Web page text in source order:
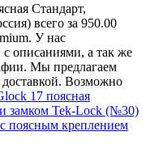
Стандарт,
всего за 950.00
У нас
описаниями, а так же
Мы предлагаем
Возможно
17 поясная
замком Tek-Lock (№30)
поясным креплением